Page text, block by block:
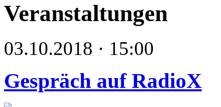
Veranstaltungen
03.10.2018 · 15:00
Gespräch auf RadioX